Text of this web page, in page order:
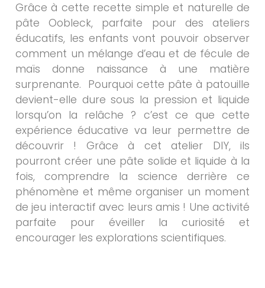
Grâce à cette recette simple et naturelle de
pâte Oobleck, parfaite pour des ateliers
éducatifs, les enfants vont pouvoir observer
comment un mélange d’eau et de fécule de
maïs donne naissance à une matière
surprenante. Pourquoi cette pâte à patouille
devient-elle dure sous la pression et liquide
lorsqu’on la relâche ? c’est ce que cette
expérience éducative va leur permettre de
découvrir ! Grâce à cet atelier DIY, ils
pourront créer une pâte solide et liquide à la
fois, comprendre la science derrière ce
phénomène et même organiser un moment
de jeu interactif avec leurs amis ! Une activité
parfaite pour éveiller la curiosité et
encourager les explorations scientifiques.